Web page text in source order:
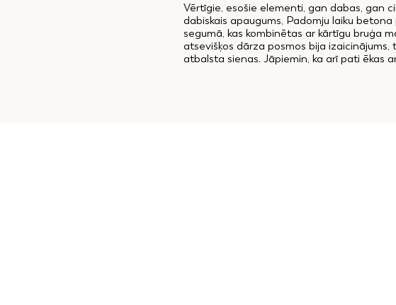
Vērtīgie, esošie elementi, gan dabas, gan
dabiskais apaugums, Padomju laiku
segumā, kas kombinētas ar kārtīgu bruģa
atsevišķos dārza posmos bija
atbalsta sienas. Jāpiemin, ka arī pati ēkas